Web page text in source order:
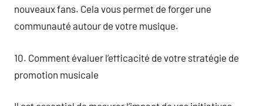
nouveaux fans. Cela vous permet de forger une
communauté autour de votre musique.
10. Comment évaluer l’efficacité de votre stratégie de
promotion musicale